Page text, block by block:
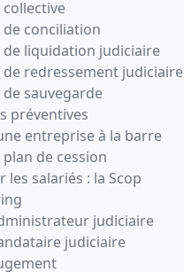
conciliation
de liquidation judiciaire
redressement judiciaire
sauvegarde
préventives
entreprise à la barre
de cession
les salariés : la Scop
judiciaire
judiciaire